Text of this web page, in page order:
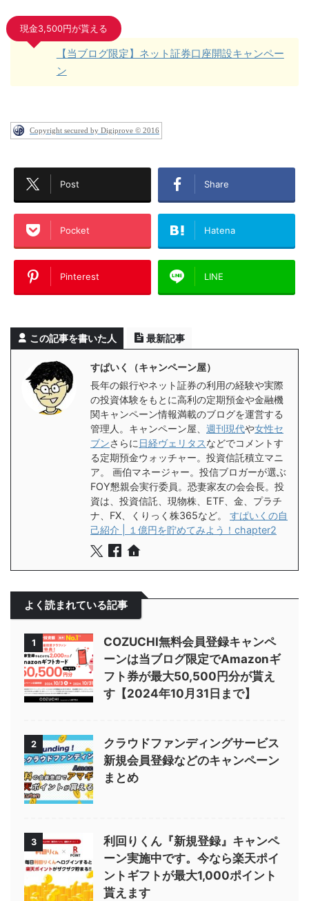
現金3,500円が貰える
【当ブログ限定】ネット証券口座開設キャンペー
ン
Copyright secured by Digiprove © 2016
Post Share
Pocket Hatena
Pinterest LINE
この記事を書いた人 最新記事
すぱいく（キャンペーン屋）
長年の銀行やネット証券の利用の経験や実際
の投資体験をもとに高利の定期預金や金融機
関キャンペーン情報満載のブログを運営する
管理人。キャンペーン屋、 週刊現代や女性セ
ブンさらに 日経ヴェリタスなどでコメントす
る定期預金ウォッチャー。投資信託積立マニ
ア。 画伯マネージャー。投信ブロガーが選ぶ
FOY懇親会実行委員。恐妻家友の会会長。投
資は、投資信託、現物株、ETF、金、プラチ
ナ、FX、くりっく株365など。 すぱいくの自
己紹介 | １億円を貯めてみよう！chapter2
よく読まれている記事
1
COZUCHI無料会員登録キャンペ
ーンは当ブログ限定でAmazonギ
フト券が最大50,500円分が貰え
す【2024年10月31日まで】
2
クラウドファンディングサービス
新規会員登録などのキャンペーン
まとめ
3
利回りくん『新規登録』キャンペ
ーン実施中です。今なら楽天ポイ
ントギフトが最大1,000ポイント
貰えます